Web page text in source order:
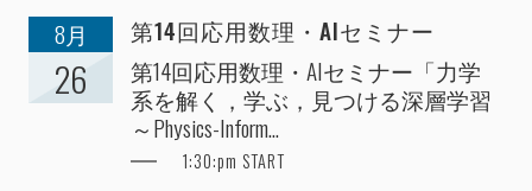
8月
26
第14回応用数理・AIセミナー
第14回応用数理・AIセミナー「力学
系を解く，学ぶ，見つける深層学習
～Physics-Inform...
1:30:pm START